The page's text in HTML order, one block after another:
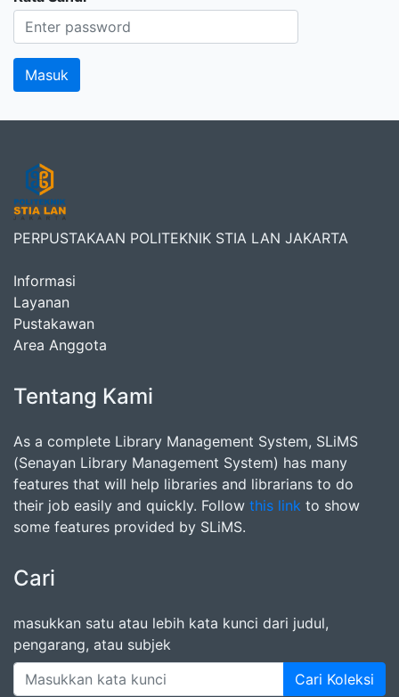
PERPUSTAKAAN POLITEKNIK STIA LAN JAKARTA
Informasi
Layanan
Pustakawan
Area Anggota
Tentang Kami
As a complete Library Management System, SLiMS
(Senayan Library Management System) has many
features that will help libraries and librarians to do
their job easily and quickly. Follow this link to show
some features provided by SLiMS.
Cari
masukkan satu atau lebih kata kunci dari judul,
pengarang, atau subjek
Cari Koleksi